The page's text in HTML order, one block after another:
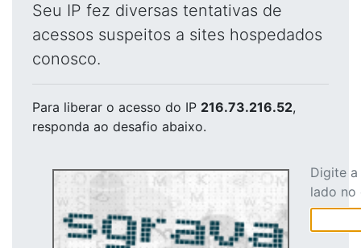
Seu IP fez diversas tentativas de
acessos suspeitos a sites hospedados
conosco.
Para liberar o acesso do IP 216.73.216.52,
responda ao desafio abaixo.
Digite
lado no